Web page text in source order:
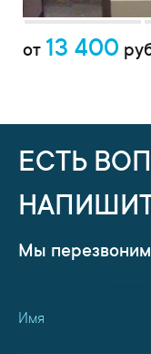
от 13 400
ЕСТЬ
Мы
Имя